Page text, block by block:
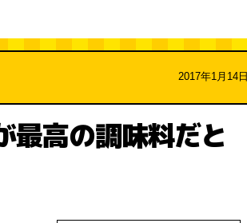
2017年1月14日
最高の調味料だと